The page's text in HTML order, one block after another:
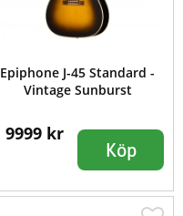
Epiphone J-45 Standard -
Vintage Sunburst
9999 kr
Köp